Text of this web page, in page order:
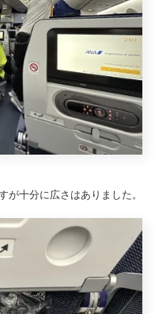
が十分に広さはありました。